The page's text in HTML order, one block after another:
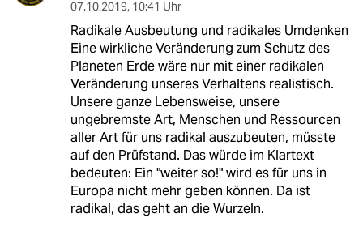
07.10.2019, 10:41 Uhr
Radikale Ausbeutung und radikales Umdenken
Eine wirkliche Veränderung zum Schutz des
Planeten Erde wäre nur mit einer radikalen
Veränderung unseres Verhaltens realistisch.
Unsere ganze Lebensweise, unsere
ungebremste Art, Menschen und Ressourcen
aller Art für uns radikal auszubeuten, müsste
auf den Prüfstand. Das würde im Klartext
bedeuten: Ein "weiter so!" wird es für uns in
Europa nicht mehr geben können. Da ist
radikal, das geht an die Wurzeln.